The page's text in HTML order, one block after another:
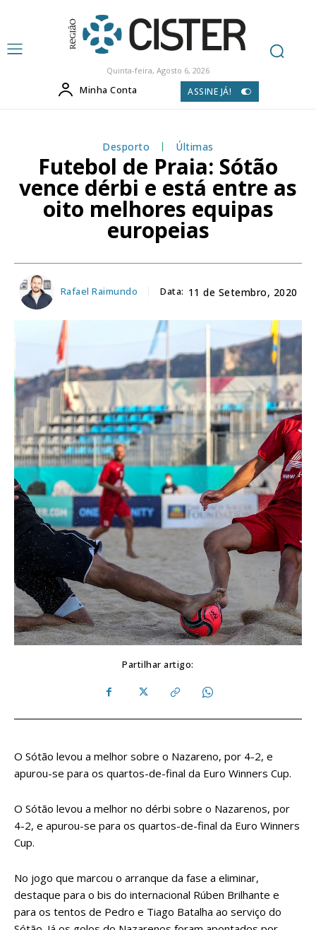
Quinta-feira, Agosto 6, 2026
Minha Conta ASSINE JÁ!
Desporto Últimas
Futebol de Praia: Sótão
vence dérbi e está entre as
oito melhores equipas
europeias
Rafael Raimundo Data: 11 de Setembro, 2020
Partilhar artigo:
O Sótão levou a melhor sobre o Nazareno, por 4-2, e
apurou-se para os quartos-de-final da Euro Winners Cup.
O Sótão levou a melhor no dérbi sobre o Nazarenos, por
4-2, e apurou-se para os quartos-de-final da Euro Winners
Cup.
No jogo que marcou o arranque da fase a eliminar,
destaque para o bis do internacional Rúben Brilhante e
para os tentos de Pedro e Tiago Batalha ao serviço do